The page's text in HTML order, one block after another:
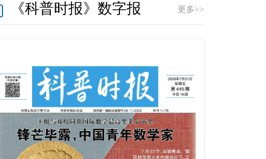
《科普时报》数字报 更多>>